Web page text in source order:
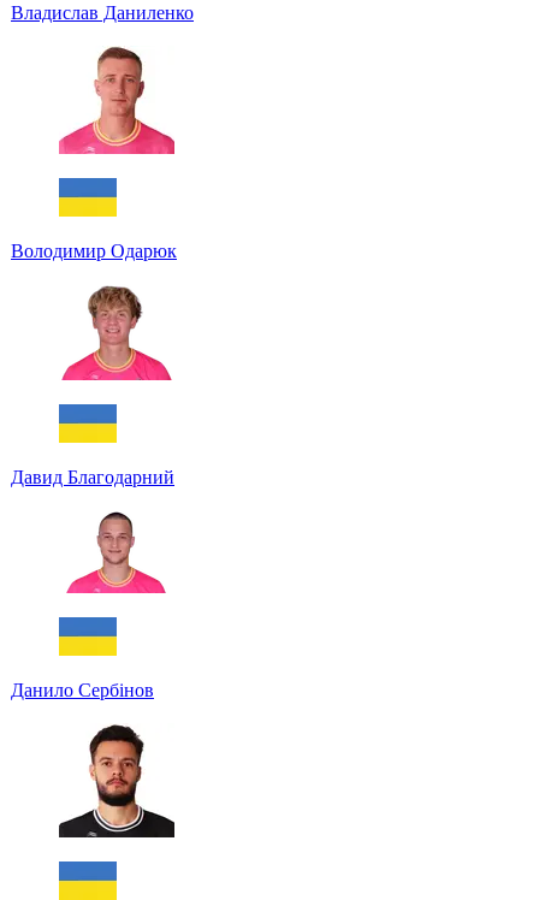
Владислав Даниленко
Володимир Одарюк
Давид Благодарний
Данило Сербінов